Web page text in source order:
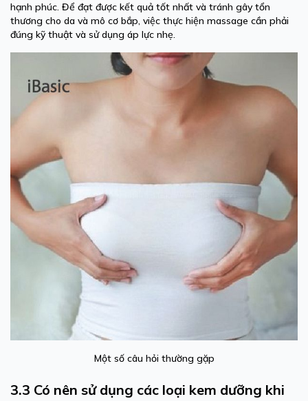
hạnh phúc. Để đạt được kết quả tốt nhất và tránh gây tổn
thương cho da và mô cơ bắp, việc thực hiện massage cần phải
đúng kỹ thuật và sử dụng áp lực nhẹ.
Một số câu hỏi thường gặp
3.3 Có nên sử dụng các loại kem dưỡng khi